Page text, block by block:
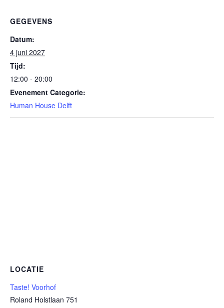
GEGEVENS
Datum:
4 juni 2027
Tijd:
12:00 - 20:00
Evenement Categorie:
Human House Delft
LOCATIE
Taste! Voorhof
Roland Holstlaan 751